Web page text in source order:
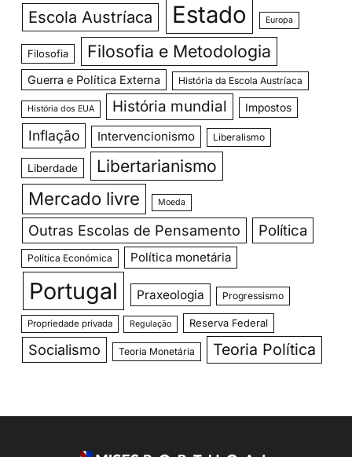
Escola Austríaca Estado Europa
Filosofia Filosofia e Metodologia
Guerra e Política Externa História da Escola Austríaca
História dos EUA História mundial Impostos
Inflação Intervencionismo Liberalismo
Liberdade Libertarianismo
Mercado livre Moeda
Outras Escolas de Pensamento Política
Política Económica Política monetária
Portugal Praxeologia Progressismo
Propriedade privada Regulação Reserva Federal
Socialismo Teoria Monetária Teoria Política